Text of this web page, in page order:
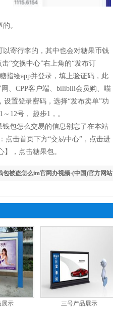
。
寄行李的，其中也会对糖果币钱
“交换中心”右上角的“发布订
指绘app并登录，填上验证码，此
网、CPP客户端、bilibili会员购、喵
置登录密码，选择“发布卖单”功
12号， 趣步1，。
包怎么交易的信息别忘了在本站
点击首页下方“交易中心”，点击进
，点击糖果包。
包被盗怎么im官网办视频·(中国)官方网站
展示 三号产品展示